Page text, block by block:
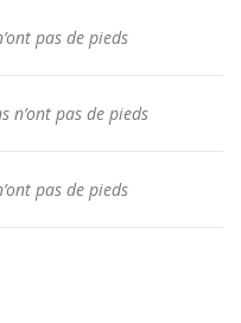
pas de pieds
n’ont pas de pieds
pas de pieds